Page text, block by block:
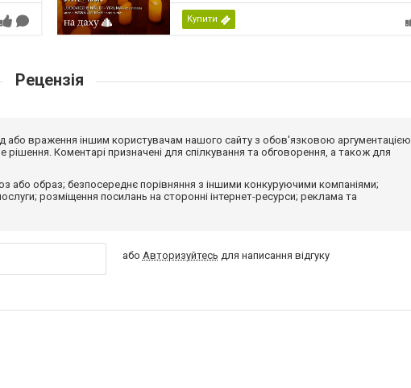
Купити
Рецензія
або враження іншим користувачам нашого сайту з обов'язковою аргументацією
Коментарі призначені для спілкування та обговорення, а також для
або образ; безпосереднє порівняння з іншими конкуруючими компаніями;
розміщення посилань на сторонні інтернет-ресурси; реклама та
або Авторизуйтесь для написання відгуку